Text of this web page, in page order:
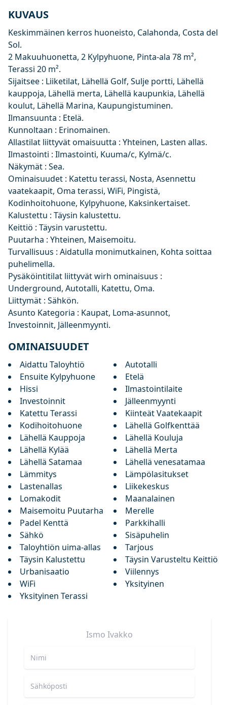
KUVAUS
Keskimmäinen kerros huoneisto, Calahonda, Costa del
Sol.
2 Makuuhuonetta, 2 Kylpyhuone, Pinta-ala 78 m²,
Terassi 20 m².
Sijaitsee : Liiketilat, Lähellä Golf, Sulje portti, Lähellä
kauppoja, Lähellä merta, Lähellä kaupunkia, Lähellä
koulut, Lähellä Marina, Kaupungistuminen.
Ilmansuunta : Etelä.
Kunnoltaan : Erinomainen.
Allastilat liittyvät omaisuutta : Yhteinen, Lasten allas.
Ilmastointi : Ilmastointi, Kuuma/c, Kylmä/c.
Näkymät : Sea.
Ominaisuudet : Katettu terassi, Nosta, Asennettu
vaatekaapit, Oma terassi, WiFi, Pingistä,
Kodinhoitohuone, Kylpyhuone, Kaksinkertaiset.
Kalustettu : Täysin kalustettu.
Keittiö : Täysin varustettu.
Puutarha : Yhteinen, Maisemoitu.
Turvallisuus : Aidatulla monimutkainen, Kohta soittaa
puhelimella.
Pysäköintitilat liittyvät wirh ominaisuus :
Underground, Autotalli, Katettu, Oma.
Liittymät : Sähkön.
Asunto Kategoria : Kaupat, Loma-asunnot,
Investoinnit, Jälleenmyynti.
OMINAISUUDET
Aidattu Taloyhtiö
Autotalli
Ensuite Kylpyhuone
Etelä
Hissi
Ilmastointilaite
Investoinnit
Jälleenmyynti
Katettu Terassi
Kiinteät Vaatekaapit
Kodihoitohuone
Lähellä Golfkenttää
Lähellä Kauppoja
Lähellä Kouluja
Lähellä Kylää
Lähellä Merta
Lähellä Satamaa
Lähellä venesatamaa
Lämmitys
Lämpölasitukset
Lastenallas
Liikekeskus
Lomakodit
Maanalainen
Maisemoitu Puutarha
Merelle
Padel Kenttä
Parkkihalli
Sähkö
Sisäpuhelin
Taloyhtiön uima-allas
Tarjous
Täysin Kalustettu
Täysin Varusteltu Keittiö
Urbanisaatio
Viilennys
WiFi
Yksityinen
Yksityinen Terassi
Ismo Ivakko